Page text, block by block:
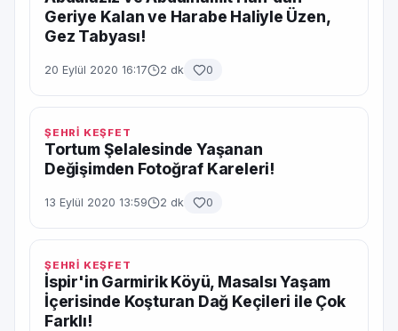
Geriye Kalan ve Harabe Haliyle Üzen,
Gez Tabyası!
20 Eylül 2020 16:17 2 dk 0
ŞEHRİ KEŞFET
Tortum Şelalesinde Yaşanan
Değişimden Fotoğraf Kareleri!
13 Eylül 2020 13:59 2 dk 0
ŞEHRİ KEŞFET
İspir'in Garmirik Köyü, Masalsı Yaşam
İçerisinde Koşturan Dağ Keçileri ile Çok
Farklı!